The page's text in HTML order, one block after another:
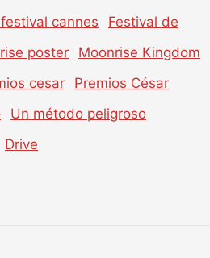
Festival de
Moonrise Kingdom
Premios César
Un método peligroso
Drive